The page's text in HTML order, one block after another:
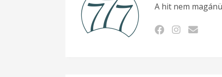
A hit nem